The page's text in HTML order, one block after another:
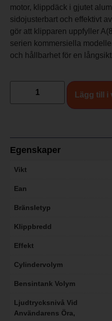
motor, klippdäck i gjutet
sidojusterbart och effektivt
gör att klipparen uppfyller
serien kommersiella
och hållbarhet för en
Lägg till i
Egenskaper
Vikt
Ean
Bränsletyp
Klippbredd
Effekt
Cylindervolym
Bensintank Volym
Ljudtrycksnivå Vid
Användarens Öra,